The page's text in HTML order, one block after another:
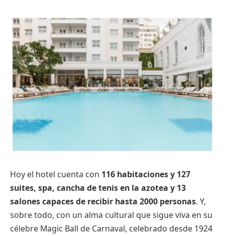
Hoy el hotel cuenta con 116 habitaciones y 127
suites, spa, cancha de tenis en la azotea y 13
salones capaces de recibir hasta 2000 personas. Y,
sobre todo, con un alma cultural que sigue viva en su
célebre Magic Ball de Carnaval, celebrado desde 1924